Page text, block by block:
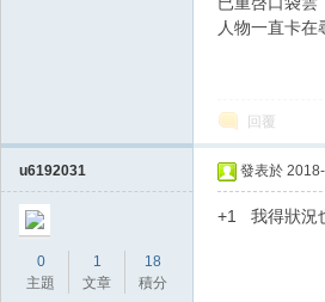
人物一直卡在
回覆
u6192031
0
主題
1
文章
18
積分
發表於
+1 我得狀況